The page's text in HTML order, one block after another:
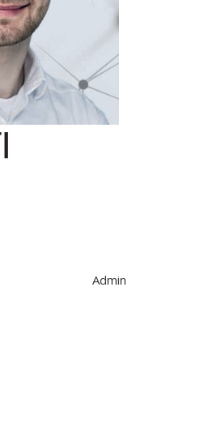
Admin